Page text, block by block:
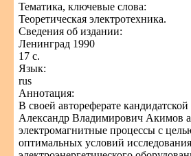
Тематика, ключевые слова:
Теоретическая электротехника.
Сведения об издании:
Ленинград 1990
17 с.
Язык:
rus
Аннотация:
В своей автореферате
Александр Владимирович Акимов
электромагнитные процессы с
оптимальных условий